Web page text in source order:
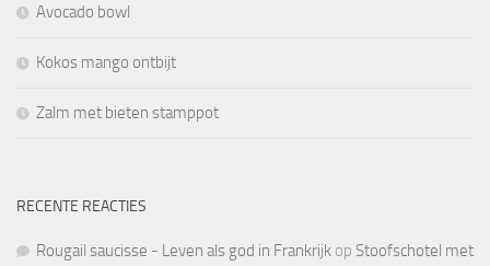
Avocado bowl
Kokos mango ontbijt
Zalm met bieten stamppot
RECENTE REACTIES
Rougail saucisse - Leven als god in Frankrijk op Stoofschotel met